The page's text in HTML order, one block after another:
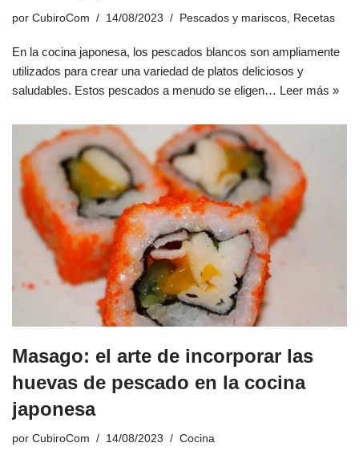
por CubiroCom 14/08/2023 Pescados y mariscos Recetas
En la cocina japonesa, los pescados blancos son ampliamente
utilizados para crear una variedad de platos deliciosos y
saludables. Estos pescados a menudo se eligen… Leer más »
Masago: el arte de incorporar las
huevas de pescado en la cocina
japonesa
por CubiroCom 14/08/2023 Cocina